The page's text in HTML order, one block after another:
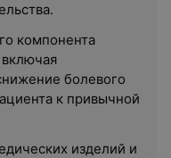
компонента
болевого
к привычной
изделий и